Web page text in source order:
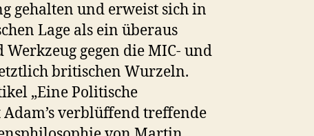
gehalten und erweist sich in
Lage als ein überaus
gegen die MIC- und
britischen Wurzeln.
„Eine Politische
verblüffend treffende